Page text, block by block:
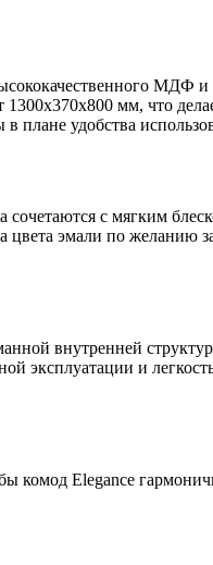
МДФ
мм, что
плане удобства
с мягким
эмали по желанию
внутренней
эксплуатации и
комод Elegance